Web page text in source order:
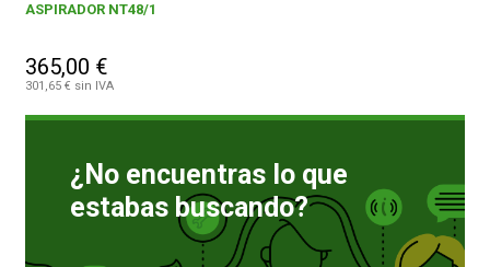
ASPIRADOR NT48/1
365,00 €
301,65 € sin IVA
¿No encuentras lo que
estabas buscando?